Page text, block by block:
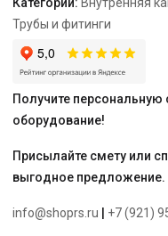
Трубы и фитинги
Получите персональную
оборудование!
Присылайте смету или
выгодное предложение.
info@shoprs.ru +7 (921)